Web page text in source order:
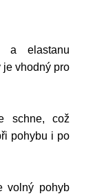
a elastanu
je vhodný pro
schne, což
pohybu i po
volný pohyb